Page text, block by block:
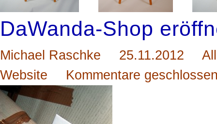
DaWanda-Shop
Michael Raschke 25.11.2012
Website
Kommentare